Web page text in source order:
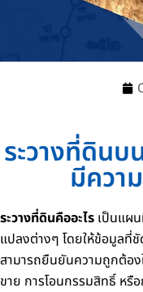
ระวางที่ดินบ
มีควา
ระวางที่ดินคืออะไร เป็นแผ
แปลงต่างๆ โดยให้ข้อมูลที่
สามารถยืนยันความถูกต้อง
ขาย การโอนกรรมสิทธิ์ ห